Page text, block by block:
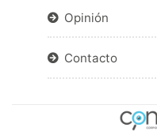
Opinión
Contacto